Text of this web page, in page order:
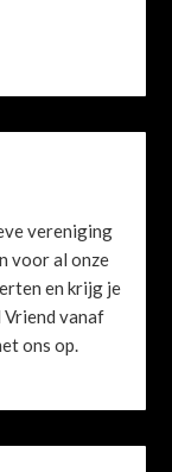
vereniging
voor al onze
en krijg je
Vriend vanaf
ons op.